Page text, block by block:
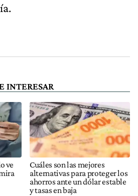
INTERESAR
ve
Cuáles son las mejores
alternativas para proteger los
ahorros ante un dólar estable
y tasas en baja